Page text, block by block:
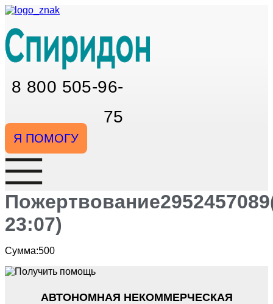
Перейти
содержимому
8 800 505-96-
75
Я ПОМОГУ
23:07)
Сумма:500
АВТОНОМНАЯ НЕКОММЕРЧЕСКАЯ